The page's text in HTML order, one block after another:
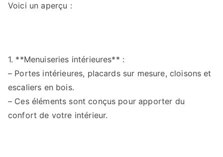
Voici un aperçu :
1. **Menuiseries intérieures** :
– Portes intérieures, placards sur mesure, cloisons et
escaliers en bois.
– Ces éléments sont conçus pour apporter du
confort de votre intérieur.